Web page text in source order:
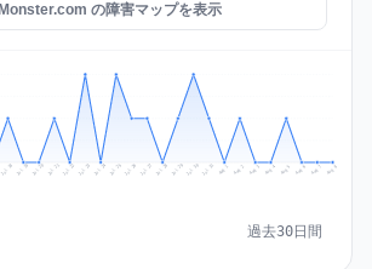
Monster.com の障害マップを表示
Jul 18 Jul 19 Jul 20 Jul 21 Jul 22 Jul 23 Jul 24 Jul 25 Jul 26 Jul 27 Jul 28 Jul 29 Jul 30 Jul 31 Aug 1 Aug 2 Aug 3 Aug 4 Aug 5 Aug 6 Aug 7 Aug 8
過去30日間